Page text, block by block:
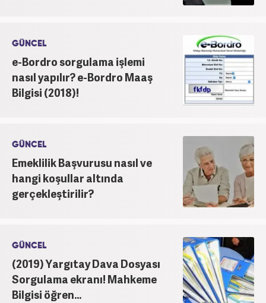
GÜNCEL
e-Bordro sorgulama işlemi
nasıl yapılır? e-Bordro Maaş
Bilgisi (2018)!
GÜNCEL
Emeklilik Başvurusu nasıl ve
hangi koşullar altında
gerçekleştirilir?
GÜNCEL
(2019) Yargıtay Dava Dosyası
Sorgulama ekranı! Mahkeme
Bilgisi öğren...